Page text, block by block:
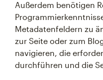
Außerdem benötigen
Metadatenfeldern zu
zur Seite oder zum
navigieren, die
durchführen und die